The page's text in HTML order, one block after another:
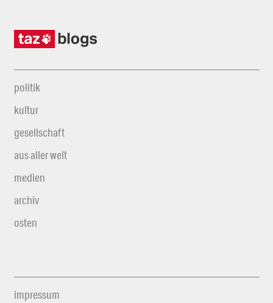
politik
kultur
gesellschaft
aus aller welt
medien
archiv
osten
impressum